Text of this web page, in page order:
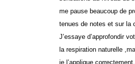
me pause beaucoup de
tenues de notes et sur la
J’essaye d’approfondir
la respiration naturelle
je l’applique correctement.